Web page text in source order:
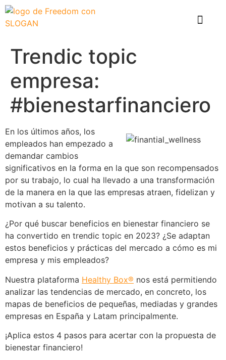
Trendic topic
empresa:
#bienestarfinanciero
En los últimos años, los
empleados han empezado a
demandar cambios
significativos en la forma en la que son recompensados
por su trabajo, lo cual ha llevado a una transformación
de la manera en la que las empresas atraen, fidelizan y
motivan a su talento.
¿Por qué buscar beneficios en bienestar financiero se
ha convertido en trendic topic en 2023? ¿Se adaptan
estos beneficios y prácticas del mercado a cómo es mi
empresa y mis empleados?
Nuestra plataforma Healthy Box® nos está permitiendo
analizar las tendencias de mercado, en concreto, los
mapas de beneficios de pequeñas, mediadas y grandes
empresas en España y Latam principalmente.
¡Aplica estos 4 pasos para acertar con la propuesta de
bienestar financiero!